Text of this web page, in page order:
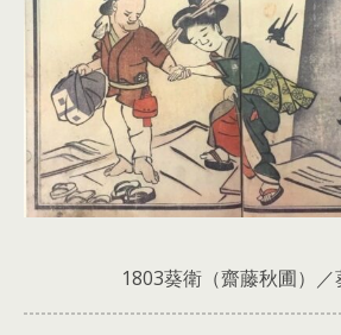
1803葵衛（齋藤秋圃）